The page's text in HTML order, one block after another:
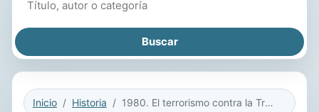
Inicio Historia 1980. El terrorismo contra la Transición